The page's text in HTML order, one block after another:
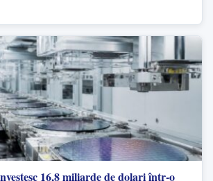
16,8 miliarde de dolari într-o